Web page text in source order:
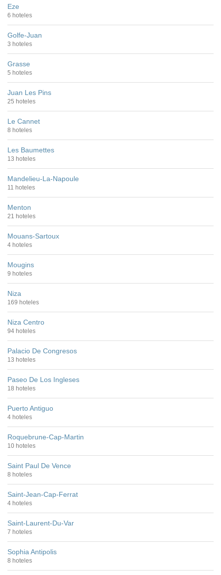
Eze
6 hoteles
Golfe-Juan
3 hoteles
Grasse
5 hoteles
Juan Les Pins
25 hoteles
Le Cannet
8 hoteles
Les Baumettes
13 hoteles
Mandelieu-La-Napoule
11 hoteles
Menton
21 hoteles
Mouans-Sartoux
4 hoteles
Mougins
9 hoteles
Niza
169 hoteles
Niza Centro
94 hoteles
Palacio De Congresos
13 hoteles
Paseo De Los Ingleses
18 hoteles
Puerto Antiguo
4 hoteles
Roquebrune-Cap-Martin
10 hoteles
Saint Paul De Vence
8 hoteles
Saint-Jean-Cap-Ferrat
4 hoteles
Saint-Laurent-Du-Var
7 hoteles
Sophia Antipolis
8 hoteles